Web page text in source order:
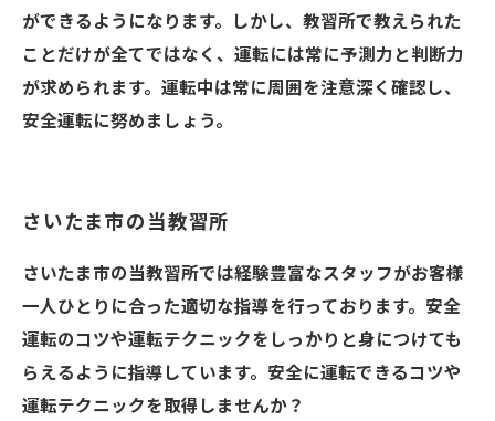
ができるようになります。しかし、教習所で教えられた
ことだけが全てではなく、運転には常に予測力と判断力
が求められます。運転中は常に周囲を注意深く確認し、
安全運転に努めましょう。
さいたま市の当教習所
さいたま市の当教習所では経験豊富なスタッフがお客様
一人ひとりに合った適切な指導を行っております。安全
運転のコツや運転テクニックをしっかりと身につけても
らえるように指導しています。安全に運転できるコツや
運転テクニックを取得しませんか？